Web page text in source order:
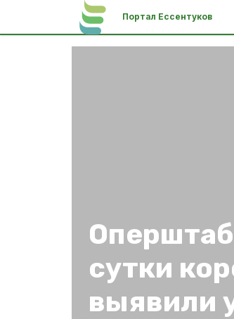
Портал Ессентуков
сутки
выявили